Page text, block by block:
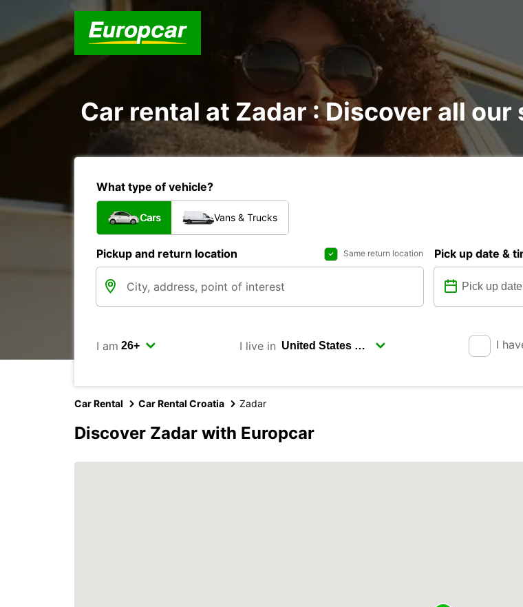
Car rental at Zadar : Discover all
What type of vehicle?
Cars Vans & Trucks
Pickup and return location Same return location Pick up date &
I am I live in I
Car Rental Car Rental Croatia Zadar
Discover Zadar with Europcar